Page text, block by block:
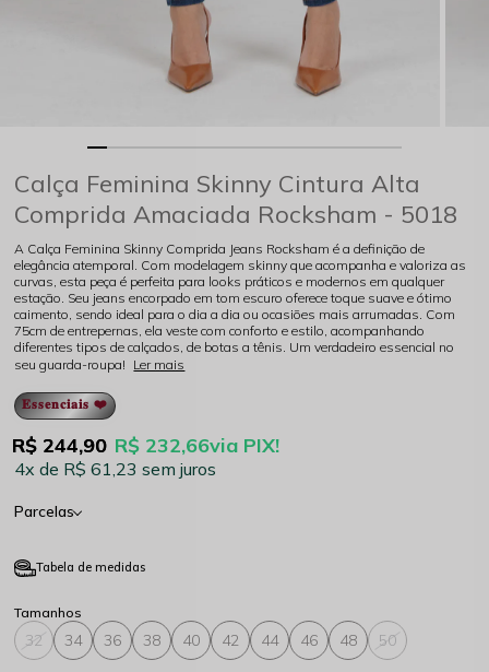
Calça Feminina Skinny Cintura Alta
Comprida Amaciada Rocksham - 5018
A Calça Feminina Skinny Comprida Jeans Rocksham é a definição de
elegância atemporal. Com modelagem skinny que acompanha e valoriza as
curvas, esta peça é perfeita para looks práticos e modernos em qualquer
estação. Seu jeans encorpado em tom escuro oferece toque suave e ótimo
caimento, sendo ideal para o dia a dia ou ocasiões mais arrumadas. Com
75cm de entrepernas, ela veste com conforto e estilo, acompanhando
diferentes tipos de calçados, de botas a tênis. Um verdadeiro essencial no
seu guarda-roupa! Ler mais
𝐄𝐬𝐬𝐞𝐧𝐜𝐢𝐚𝐢𝐬 ❤️
R$ 232,66via PIX!
R$ 244,90
4x R$ 61,23sem juros
Parcelas
Tabela de medidas
32 34 36 38 40 42 44 46 48 50